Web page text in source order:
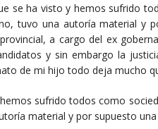
se ha visto y hemos sufrido
tuvo una autoría material y
a cargo del ex
y sin embargo la
de mi hijo todo deja mucho
sufrido todos como
material y por supuesto